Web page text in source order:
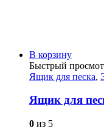
В корзину
Быстрый
Ящик для песка,
Ящик для
0 из 5